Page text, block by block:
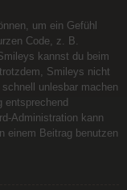
um ein Gefühl
Code, z. B.
kannst du beim
Smileys nicht
unlesbar machen
entsprechend
Administration kann
einem Beitrag benutzen